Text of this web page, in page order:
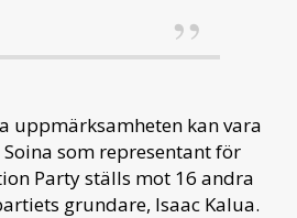
uppmärksamheten kan vara
som representant för
Party ställs mot 16 andra
grundare, Isaac Kalua.